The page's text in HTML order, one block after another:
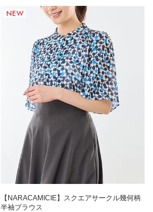
【NARACAMICIE】スクエアサークル幾何柄
半袖ブラウス